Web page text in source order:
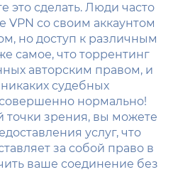
это сделать. Люди часто
VPN со своим аккаунтом
но доступ к различным
самое, что торрентинг
авторским правом, и
судебных
совершенно нормально!
точки зрения, вы можете
услуг, что
за собой право в
ваше соединение без